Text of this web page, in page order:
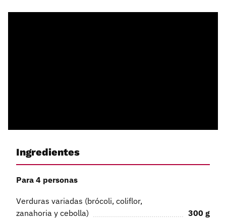
Ingredientes
Para 4 personas
Verduras variadas (brócoli, coliflor,
zanahoria y cebolla)
300 g